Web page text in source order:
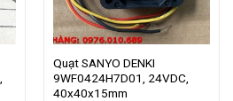
Quạt SANYO DENKI
9WF0424H7D01, 24VDC,
40x40x15mm